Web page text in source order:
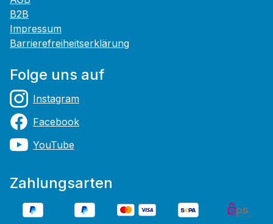
B2B
Impressum
Barrierefreiheitserklärung
Folge uns auf
Instagram
Facebook
YouTube
Zahlungsarten